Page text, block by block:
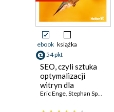
ebook książka
54 pkt
SEO, czyli sztuka
optymalizacji
witryn dla
wyszukiwarek
Eric Enge, Stephan Spencer